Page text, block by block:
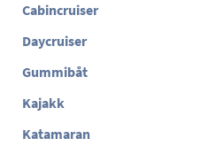
Cabincruiser
Daycruiser
Gummibåt
Kajakk
Katamaran